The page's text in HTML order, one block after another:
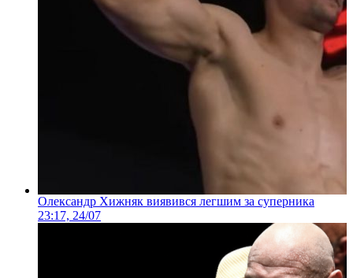
Олександр Хижняк виявився легшим за суперника
23:17, 24/07